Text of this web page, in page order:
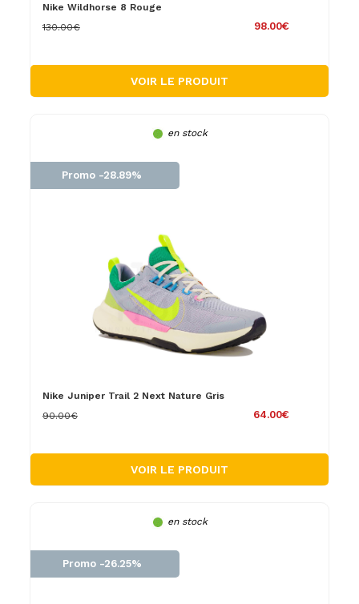
Nike Wildhorse 8 Rouge
98.00€
130.00€
VOIR LE PRODUIT
en stock
Promo -28.89%
Nike Juniper Trail 2 Next Nature Gris
64.00€
90.00€
VOIR LE PRODUIT
en stock
Promo -26.25%